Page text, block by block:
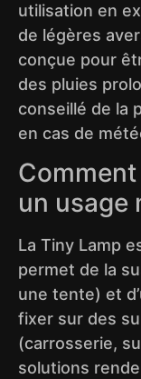
utilisation en
de légères
conçue pour
des pluies
conseillé de la
en cas de
un usage
La Tiny Lamp
permet de la
une tente) et
fixer sur des
(carrosserie,
solutions